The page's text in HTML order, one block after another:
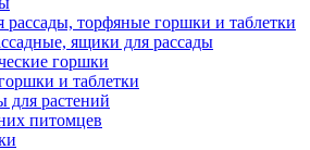
рассады, торфяные горшки и таблетки
ящики для рассады
горшки
и таблетки
растений
питомцев